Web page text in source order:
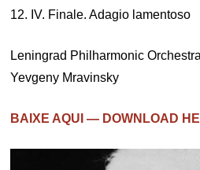
12. IV. Finale. Adagio lamentoso
Leningrad Philharmonic Orchestra
Yevgeny Mravinsky
BAIXE AQUI — DOWNLOAD